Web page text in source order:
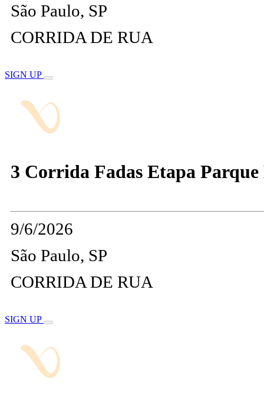
São Paulo, SP
CORRIDA DE RUA
SIGN UP
3 Corrida Fadas Etapa
9/6/2026
São Paulo, SP
CORRIDA DE RUA
SIGN UP